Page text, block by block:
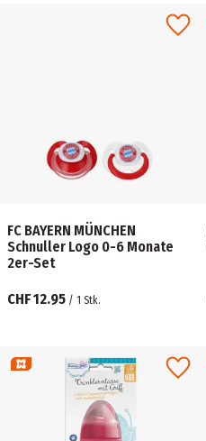
FC BAYERN MÜNCHEN
Schnuller Logo 0-6 Monate
2er-Set
CHF 12.95 / 1 Stk.